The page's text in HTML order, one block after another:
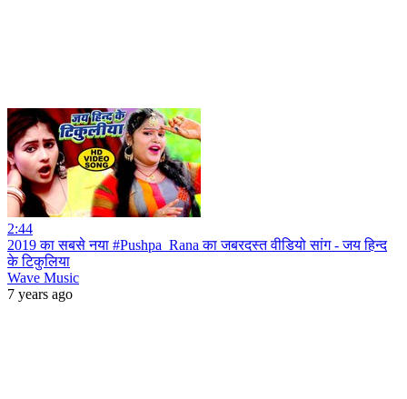
2:44
2019 का सबसे नया #Pushpa_Rana का जबरदस्त वीडियो सांग - जय हिन्द
के टिकुलिया
Wave Music
7 years ago